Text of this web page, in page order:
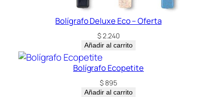
Bolígrafo Deluxe Eco – Oferta
$2.240
Añadir al carrito
Bolígrafo Ecopetite
$895
Añadir al carrito